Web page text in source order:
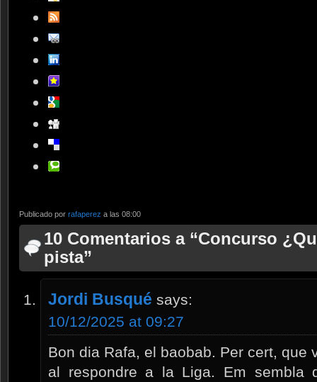
Publicado por rafaperez a las 08:00
10 Comentarios a “Concurso
pista”
Jordi Busqué says:
10/12/2025 at 09:27
Bon dia Rafa, el baobab. Per cert, que
al respondre a la Liga. Em sembla